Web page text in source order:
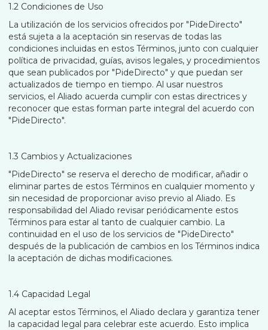
1.2 Condiciones de Uso
La utilización de los servicios ofrecidos por "PideDirecto"
está sujeta a la aceptación sin reservas de todas las
condiciones incluidas en estos Términos, junto con cualquier
política de privacidad, guías, avisos legales, y procedimientos
que sean publicados por "PideDirecto" y que puedan ser
actualizados de tiempo en tiempo. Al usar nuestros
servicios, el Aliado acuerda cumplir con estas directrices y
reconocer que estas forman parte integral del acuerdo con
"PideDirecto".
1.3 Cambios y Actualizaciones
"PideDirecto" se reserva el derecho de modificar, añadir o
eliminar partes de estos Términos en cualquier momento y
sin necesidad de proporcionar aviso previo al Aliado. Es
responsabilidad del Aliado revisar periódicamente estos
Términos para estar al tanto de cualquier cambio. La
continuidad en el uso de los servicios de "PideDirecto"
después de la publicación de cambios en los Términos indica
la aceptación de dichas modificaciones.
1.4 Capacidad Legal
Al aceptar estos Términos, el Aliado declara y garantiza tener
la capacidad legal para celebrar este acuerdo. Esto implica